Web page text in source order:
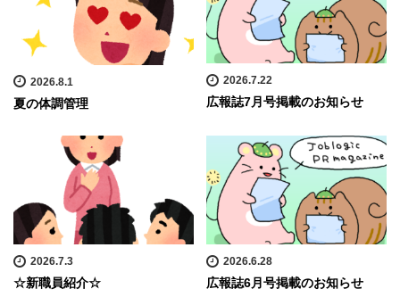
2026.8.1
夏の体調管理
2026.7.22
広報誌7月号掲載のお知らせ
2026.7.3
☆新職員紹介☆
2026.6.28
広報誌6月号掲載のお知らせ